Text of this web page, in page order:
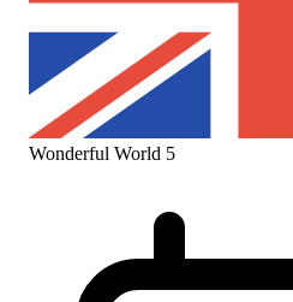
Wonderful World 5